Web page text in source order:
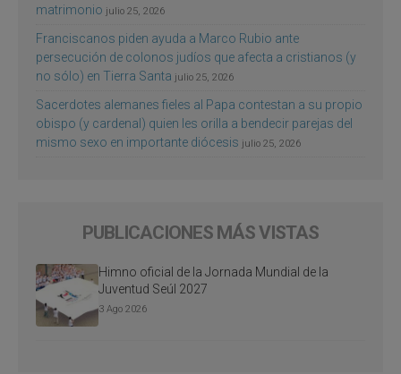
matrimonio julio 25, 2026
Franciscanos piden ayuda a Marco Rubio ante
persecución de colonos judíos que afecta a cristianos (y
no sólo) en Tierra Santa julio 25, 2026
Sacerdotes alemanes fieles al Papa contestan a su propio
obispo (y cardenal) quien les orilla a bendecir parejas del
mismo sexo en importante diócesis julio 25, 2026
PUBLICACIONES MÁS VISTAS
Himno oficial de la Jornada Mundial de la
Juventud Seúl 2027
3 Ago 2026